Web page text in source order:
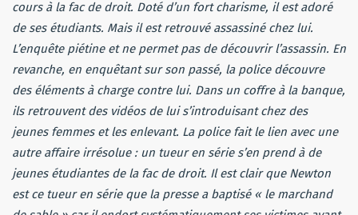
cours à la fac de droit. Doté d’un fort charisme, il est adoré
de ses étudiants. Mais il est retrouvé assassiné chez lui.
L’enquête piétine et ne permet pas de découvrir l’assassin. En
revanche, en enquêtant sur son passé, la police découvre
des éléments à charge contre lui. Dans un coffre à la banque,
ils retrouvent des vidéos de lui s’introduisant chez des
jeunes femmes et les enlevant. La police fait le lien avec une
autre affaire irrésolue : un tueur en série s’en prend à de
jeunes étudiantes de la fac de droit. Il est clair que Newton
est ce tueur en série que la presse a baptisé « le marchand